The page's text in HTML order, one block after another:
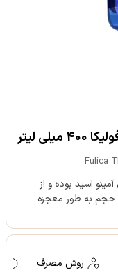
لیتر
Fulica
اسید بوده و از
حجم به طور معجزه
روش مصرف